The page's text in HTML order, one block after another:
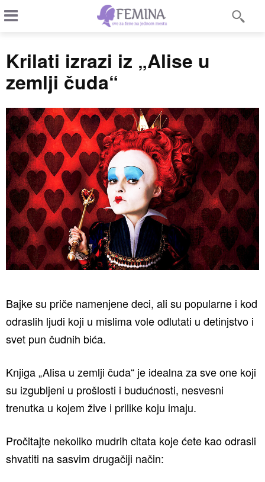
Krilati izrazi iz „Alise u
zemlji čuda“
Bajke su priče namenjene deci, ali su popularne i kod
odraslih ljudi koji u mislima vole odlutati u detinjstvo i
svet pun čudnih bića.
Knjiga „Alisa u zemlji čuda“ je idealna za sve one koji
su izgubljeni u prošlosti i budućnosti, nesvesni
trenutka u kojem žive i prilike koju imaju.
Pročitajte nekoliko mudrih citata koje ćete kao odrasli
shvatiti na sasvim drugačiji način: